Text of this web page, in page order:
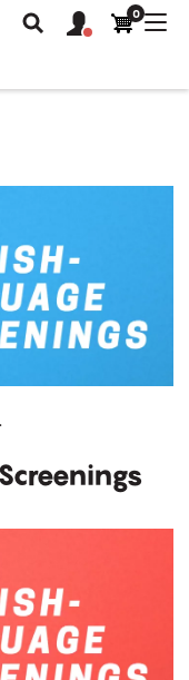
Keresés
Felhasználói
fiók
0